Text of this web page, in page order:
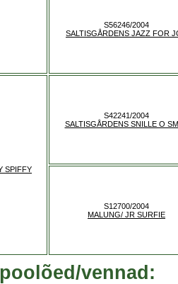
S56246/2004
SALTISGÅRDENS JAZZ FOR
SPIFFY
S42241/2004
SALTISGÅRDENS SNILLE O
S12700/2004
MALUNG/ JR SURFIE
vennad: